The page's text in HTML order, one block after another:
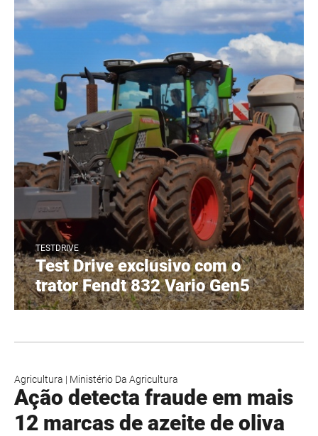
TESTDRIVE
Test Drive exclusivo com o
trator Fendt 832 Vario Gen5
Agricultura | Ministério Da Agricultura
Ação detecta fraude em mais
12 marcas de azeite de oliva